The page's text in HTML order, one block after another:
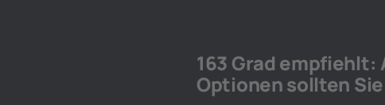
163 Grad
Optionen sollten